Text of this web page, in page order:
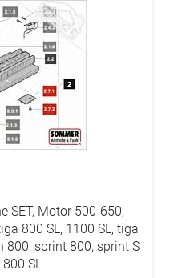
SET, Motor 500-650,
800 SL, 1100 SL, tiga
800, sprint 800, sprint S
SL